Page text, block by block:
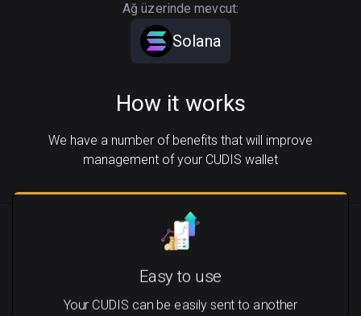
Ağ üzerinde mevcut:
Solana
How it works
We have a number of benefits that will improve
management of your CUDIS wallet
Easy to use
Your CUDIS can be easily sent to another